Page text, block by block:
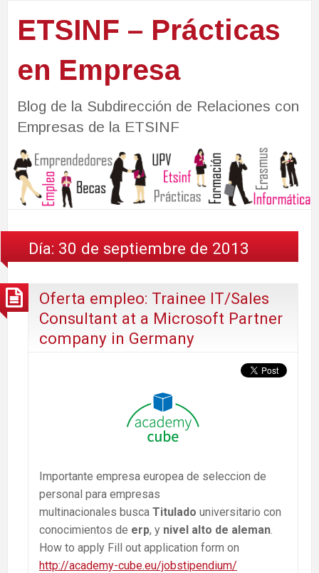
ETSINF – Prácticas
en Empresa
Blog de la Subdirección de Relaciones con
Empresas de la ETSINF
Día: 30 de septiembre de 2013
Oferta empleo: Trainee IT/Sales
Consultant at a Microsoft Partner
company in Germany
Importante empresa europea de seleccion de
personal para empresas
multinacionales busca Titulado universitario con
conocimientos de erp, y nivel alto de aleman.
How to apply Fill out application form on
http://academy-cube.eu/jobstipendium/